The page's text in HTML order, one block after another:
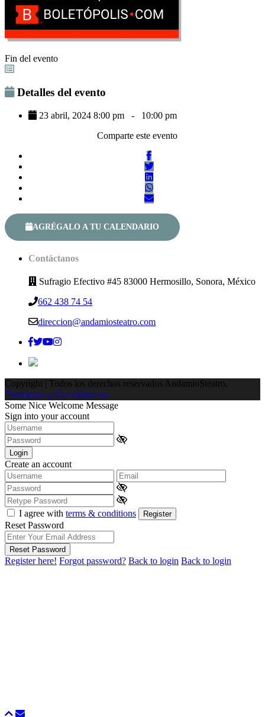
Fin del evento
Detalles del evento
23 abril, 2024 8:00 pm -
10:00 pm
Comparte este evento
AGRÉGALO A TU CALENDARIO
Contáctanos
Sufragio Efectivo #45 83000 Hermosillo, Sonora, México
662 438 74 54
direccion@andamiosteatro.com
Copyright | Todos los derechos reservados AndamioSteatro.
Términos y Condiciones
Some Nice Welcome Message
Sign into your account
Login
Create an account
I agree with terms & conditions Register
Reset Password
Reset Password
Register here! Forgot password? Back to login Back to login